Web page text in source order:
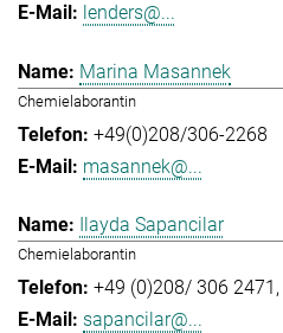
lenders@...
Marina Masannek
Chemielaborantin
+49(0)208/306-2268
masannek@...
Ilayda Sapancilar
Chemielaborantin
+49 (0)208/ 306 2471
sapancilar@...